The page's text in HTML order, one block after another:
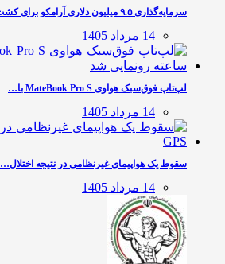
سرمایه‌گذاری ۹.۵ میلیون دلاری آرامکو برای کشت…
14 مرداد 1405
لپ‌تاپ فوق‌سبک هواوی MateBook Pro S با…
14 مرداد 1405
سقوط یک هواپیمای غیرنظامی در نتیجه اختلال…
14 مرداد 1405